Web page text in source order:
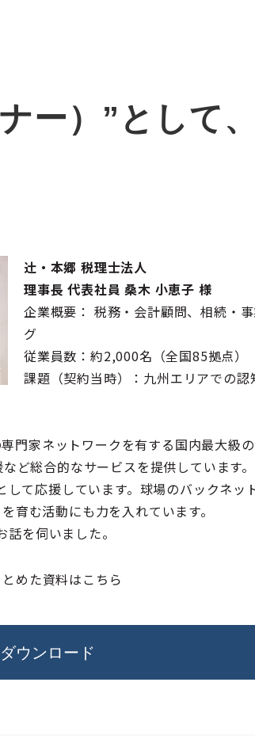
ー）”として
辻󠄀・本郷 税理士法人
理事長 代表社員 桑木 小恵子 様
企業概要： 税務・会計顧問、相続・
グ
従業員数：約2,000名（全国85拠点）
課題（契約当時）：九州エリアでの
家ネットワークを有する国内最大級
ど総合的なサービスを提供しています。
て応援しています。球場のバックネッ
育む活動にも力を入れています。
を伺いました。
めた資料はこちら
ウンロード